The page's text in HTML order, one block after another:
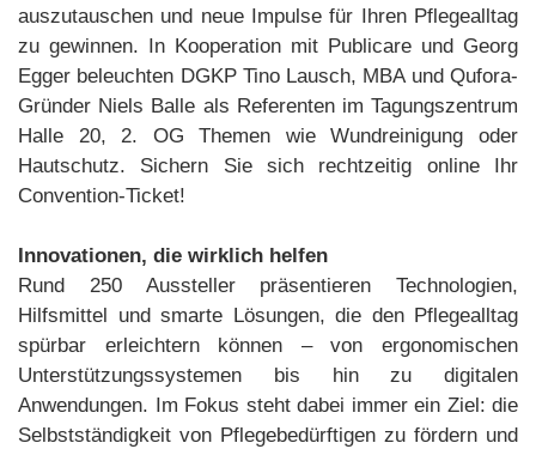
auszutauschen und neue Impulse für Ihren Pflegealltag
zu gewinnen. In Kooperation mit Publicare und Georg
Egger beleuchten DGKP Tino Lausch, MBA und Qufora-
Gründer Niels Balle als Referenten im Tagungszentrum
Halle 20, 2. OG Themen wie Wundreinigung oder
Hautschutz. Sichern Sie sich rechtzeitig online Ihr
Convention-Ticket!
Innovationen, die wirklich helfen
Rund 250 Aussteller präsentieren Technologien,
Hilfsmittel und smarte Lösungen, die den Pflegealltag
spürbar erleichtern können – von ergonomischen
Unterstützungssystemen bis hin zu digitalen
Anwendungen. Im Fokus steht dabei immer ein Ziel: die
Selbstständigkeit von Pflegebedürftigen zu fördern und